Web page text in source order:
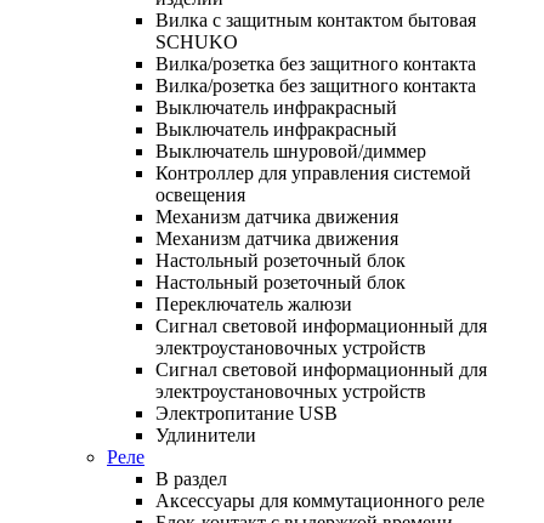
Вилка с защитным контактом бытовая
SCHUKO
Вилка/розетка без защитного контакта
Вилка/розетка без защитного контакта
Выключатель инфракрасный
Выключатель инфракрасный
Выключатель шнуровой/диммер
Контроллер для управления системой
освещения
Механизм датчика движения
Механизм датчика движения
Настольный розеточный блок
Настольный розеточный блок
Переключатель жалюзи
Сигнал световой информационный для
электроустановочных устройств
Сигнал световой информационный для
электроустановочных устройств
Электропитание USB
Удлинители
Реле
В раздел
Аксессуары для коммутационного реле